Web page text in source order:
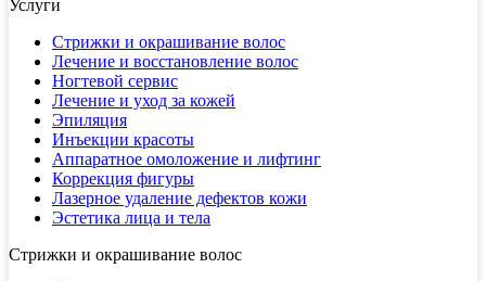
Услуги
Стрижки и окрашивание волос
Лечение и восстановление волос
Ногтевой сервис
Лечение и уход за кожей
Эпиляция
Инъекции красоты
Аппаратное омоложение и лифтинг
Коррекция фигуры
Лазерное удаление дефектов кожи
Эстетика лица и тела
Стрижки и окрашивание волос